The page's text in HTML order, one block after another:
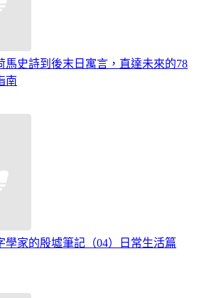
馬史詩到後末日寓言，直達未來的78
南
學家的殷墟筆記（04）日常生活篇